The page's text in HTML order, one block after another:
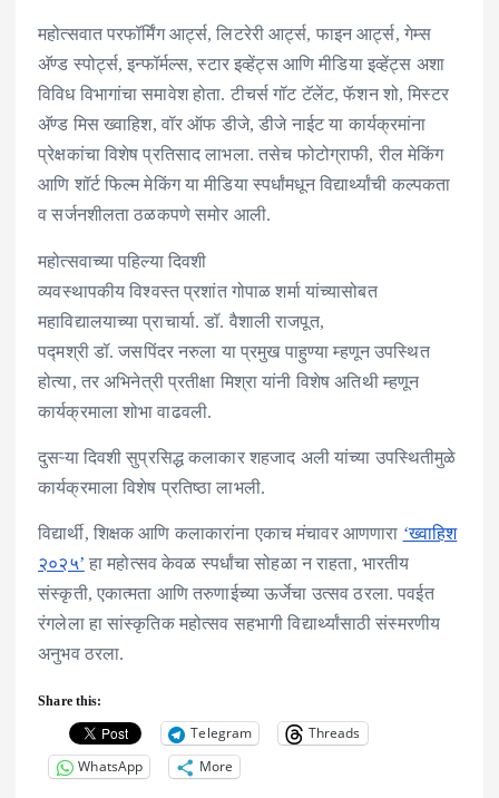
महोत्सवात परफॉर्मिंग आर्ट्स, लिटरेरी आर्ट्स, फाइन आर्ट्स, गेम्स
अ‍ॅण्ड स्पोर्ट्स, इन्फॉर्मल्स, स्टार इव्हेंट्स आणि मीडिया इव्हेंट्स अशा
विविध विभागांचा समावेश होता. टीचर्स गॉट टॅलेंट, फॅशन शो, मिस्टर
अ‍ॅण्ड मिस ख्वाहिश, वॉर ऑफ डीजे, डीजे नाईट या कार्यक्रमांना
प्रेक्षकांचा विशेष प्रतिसाद लाभला. तसेच फोटोग्राफी, रील मेकिंग
आणि शॉर्ट फिल्म मेकिंग या मीडिया स्पर्धांमधून विद्यार्थ्यांची कल्पकता
व सर्जनशीलता ठळकपणे समोर आली.
महोत्सवाच्या पहिल्या दिवशी
व्यवस्थापकीय विश्वस्त प्रशांत गोपाळ शर्मा यांच्यासोबत
महाविद्यालयाच्या प्राचार्या. डॉ. वैशाली राजपूत,
पद्मश्री डॉ. जसपिंदर नरुला या प्रमुख पाहुण्या म्हणून उपस्थित
होत्या, तर अभिनेत्री प्रतीक्षा मिश्रा यांनी विशेष अतिथी म्हणून
कार्यक्रमाला शोभा वाढवली.
दुसऱ्या दिवशी सुप्रसिद्ध कलाकार शहजाद अली यांच्या उपस्थितीमुळे
कार्यक्रमाला विशेष प्रतिष्ठा लाभली.
विद्यार्थी, शिक्षक आणि कलाकारांना एकाच मंचावर आणणारा ‘ख्वाहिश
२०२५’ हा महोत्सव केवळ स्पर्धांचा सोहळा न राहता, भारतीय
संस्कृती, एकात्मता आणि तरुणाईच्या ऊर्जेचा उत्सव ठरला. पवईत
रंगलेला हा सांस्कृतिक महोत्सव सहभागी विद्यार्थ्यांसाठी संस्मरणीय
अनुभव ठरला.
Share this:
Telegram
Threads
WhatsApp
More